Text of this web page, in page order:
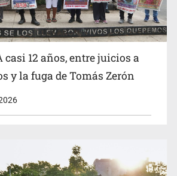
de casos de sarampión en
países de Ámerica
casi 12 años, entre juicios a
y la fuga de Tomás Zerón